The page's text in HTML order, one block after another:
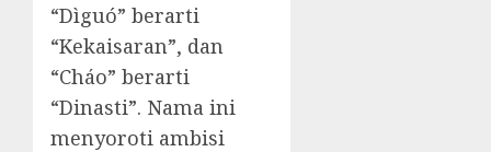
“Dìguó” berarti
“Kekaisaran”, dan
“Cháo” berarti
“Dinasti”. Nama ini
menyoroti ambisi